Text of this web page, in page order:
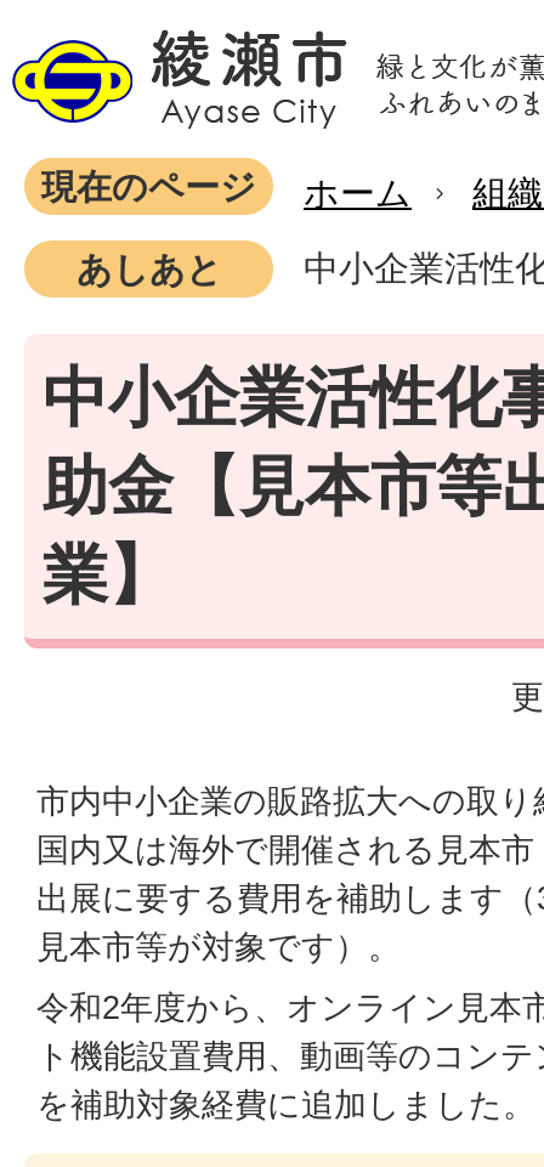
現在のページ ホーム
組
あしあと
中小企業活性
中小企業活性化
助金【見本市等
業】
市内中小企業の販路拡大への取
国内又は海外で開催される見本
出展に要する費用を補助します
見本市等が対象です）。
令和2年度から、オンライン見本
ト機能設置費用、動画等のコン
を補助対象経費に追加しました。